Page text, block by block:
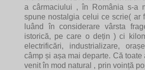
a cârmaciului , în România s-a
spune nostalgia celui ce scrie( ar
luând în considerare vârsta
istorică, pe care o dețin ) ci
electrificări, industrializare,
câmp și așa mai departe. Că toate
venit în mod natural , prin voință